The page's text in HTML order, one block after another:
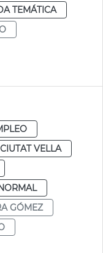
TEMÁTICA
CIUTAT VELLA
GÓMEZ